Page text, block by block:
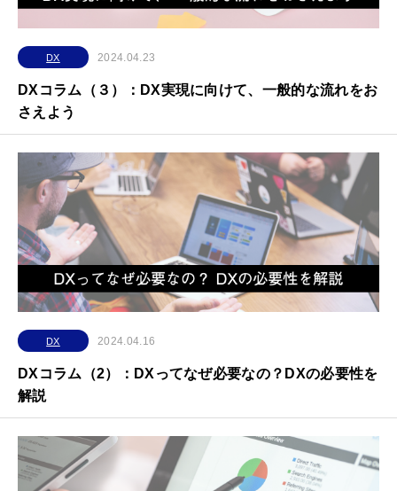
DX 2024.04.23
DXコラム（３）：DX実現に向けて、一般的な流れをお
さえよう
DX 2024.04.16
DXコラム（2）：DXってなぜ必要なの？DXの必要性を
解説